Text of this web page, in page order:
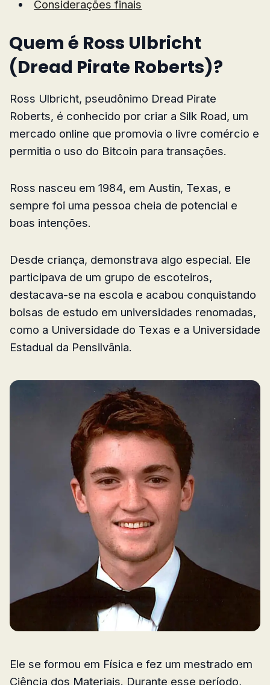
Considerações finais
Quem é Ross Ulbricht
(Dread Pirate Roberts)?
Ross Ulbricht, pseudônimo Dread Pirate
Roberts, é conhecido por criar a Silk Road, um
mercado online que promovia o livre comércio e
permitia o uso do Bitcoin para transações.
Ross nasceu em 1984, em Austin, Texas, e
sempre foi uma pessoa cheia de potencial e
boas intenções.
Desde criança, demonstrava algo especial. Ele
participava de um grupo de escoteiros,
destacava-se na escola e acabou conquistando
bolsas de estudo em universidades renomadas,
como a Universidade do Texas e a Universidade
Estadual da Pensilvânia.
Ele se formou em Física e fez um mestrado em
Ciência dos Materiais. Durante esse período,